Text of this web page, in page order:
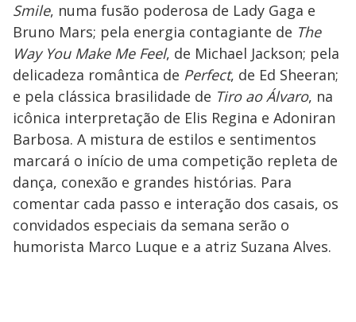
Smile, numa fusão poderosa de Lady Gaga e
Bruno Mars; pela energia contagiante de The
Way You Make Me Feel, de Michael Jackson; pela
delicadeza romântica de Perfect, de Ed Sheeran;
e pela clássica brasilidade de Tiro ao Álvaro, na
icônica interpretação de Elis Regina e Adoniran
Barbosa. A mistura de estilos e sentimentos
marcará o início de uma competição repleta de
dança, conexão e grandes histórias. Para
comentar cada passo e interação dos casais, os
convidados especiais da semana serão o
humorista Marco Luque e a atriz Suzana Alves.